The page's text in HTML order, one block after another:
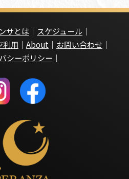
サとは ｜ スケジュール ｜
利用 ｜ About ｜ お問い合わせ ｜
シーポリシー ｜